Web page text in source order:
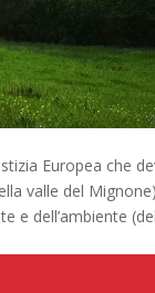
Europea che
valle del
e dell’ambiente